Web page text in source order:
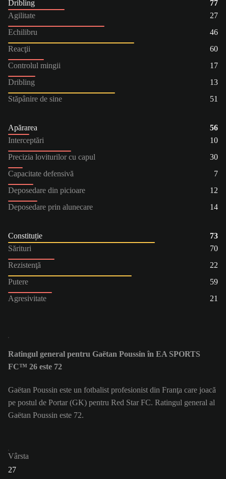
Dribling
77
Agilitate
27
Echilibru
46
Reacţii
60
Controlul mingii
17
Dribling
13
Stăpânire de sine
51
Apărarea
56
Interceptări
10
Precizia loviturilor cu capul
30
Capacitate defensivă
7
Deposedare din picioare
12
Deposedare prin alunecare
14
Constituție
73
Sărituri
70
Rezistenţă
22
Putere
59
Agresivitate
21
Ratingul general pentru Gaëtan Poussin în EA SPORTS
FC™ 26 este 72
Gaëtan Poussin este un fotbalist profesionist din Franţa care joacă
pe postul de Portar (GK) pentru Red Star FC. Ratingul general al
Gaëtan Poussin este 72.
Vârsta
27